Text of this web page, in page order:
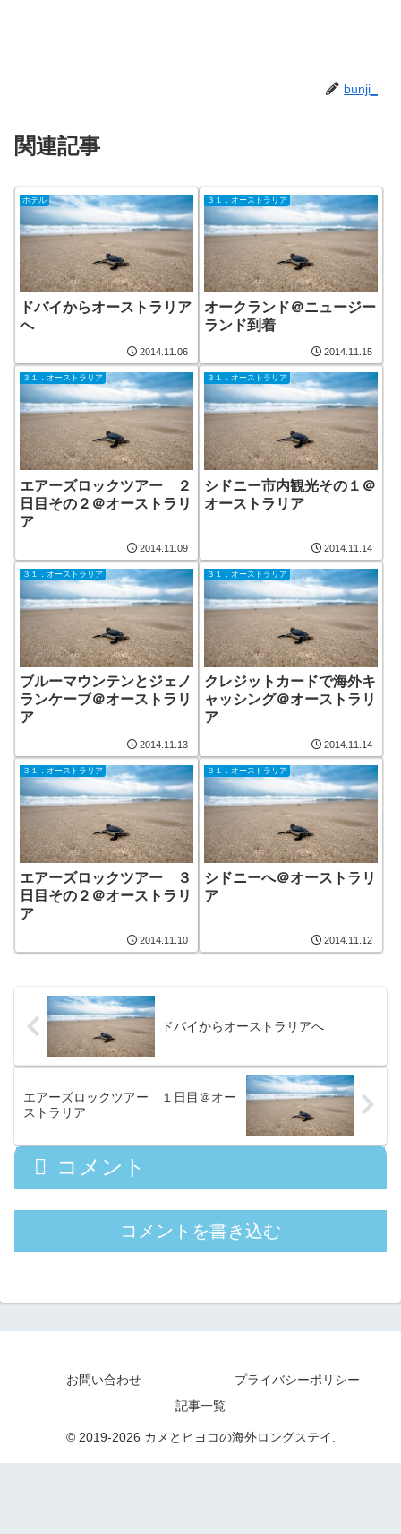
bunji_
関連記事
ホテル
ドバイからオーストラリア
へ
2014.11.06
３１．オーストラリア
オークランド＠ニュージー
ランド到着
2014.11.15
３１．オーストラリア
エアーズロックツアー ２
日目その２＠オーストラリ
ア
2014.11.09
３１．オーストラリア
シドニー市内観光その１＠
オーストラリア
2014.11.14
３１．オーストラリア
ブルーマウンテンとジェノ
ランケーブ＠オーストラリ
ア
2014.11.13
３１．オーストラリア
クレジットカードで海外キ
ャッシング＠オーストラリ
ア
2014.11.14
３１．オーストラリア
エアーズロックツアー ３
日目その２＠オーストラリ
ア
2014.11.10
３１．オーストラリア
シドニーへ＠オーストラリ
ア
2014.11.12
ドバイからオーストラリアへ
エアーズロックツアー １日目＠オー
ストラリア
コメント
コメントを書き込む
お問い合わせ
プライバシーポリシー
記事一覧
© 2019-2026 カメとヒヨコの海外ロングステイ.